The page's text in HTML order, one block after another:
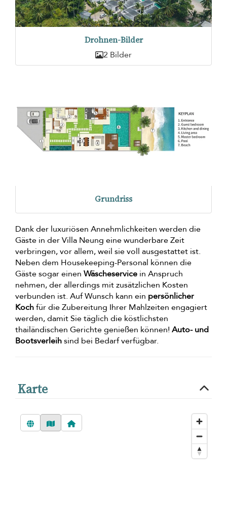
Drohnen-Bilder
2 Bilder
Grundriss
Dank der luxuriösen Annehmlichkeiten werden die
Gäste in der Villa Neung eine wunderbare Zeit
verbringen, vor allem, weil sie voll ausgestattet ist.
Neben dem Housekeeping-Personal können die
Gäste sogar einen Wäscheservice in Anspruch
nehmen, der allerdings mit zusätzlichen Kosten
verbunden ist. Auf Wunsch kann ein persönlicher
Kochfür die Zubereitung Ihrer Mahlzeiten engagiert
werden, damit Sie täglich die köstlichsten
thailändischen Gerichte genießen können! Auto- und
Bootsverleihsind bei Bedarf verfügbar.
Karte